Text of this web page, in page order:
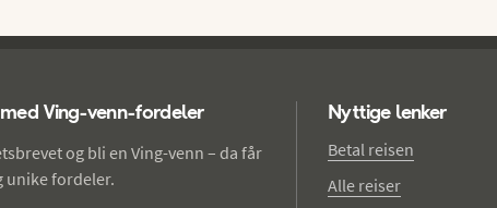
Ving-venn-fordeler
og bli en Ving-venn – da får
unike fordeler.
Nyttige lenker
Betal reisen
Alle reiser